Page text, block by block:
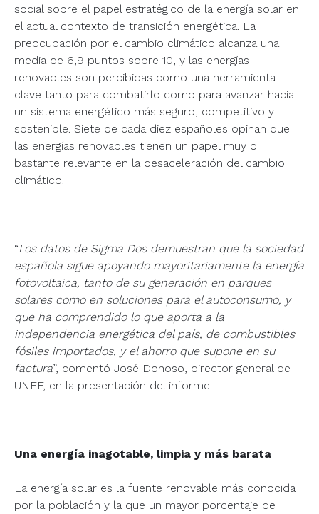
social sobre el papel estratégico de la energía solar en
el actual contexto de transición energética. La
preocupación por el cambio climático alcanza una
media de 6,9 puntos sobre 10, y las energías
renovables son percibidas como una herramienta
clave tanto para combatirlo como para avanzar hacia
un sistema energético más seguro, competitivo y
sostenible. Siete de cada diez españoles opinan que
las energías renovables tienen un papel muy o
bastante relevante en la desaceleración del cambio
climático.
“Los datos de Sigma Dos demuestran que la sociedad
española sigue apoyando mayoritariamente la energía
fotovoltaica, tanto de su generación en parques
solares como en soluciones para el autoconsumo, y
que ha comprendido lo que aporta a la
independencia energética del país, de combustibles
fósiles importados, y el ahorro que supone en su
factura”, comentó José Donoso, director general de
UNEF, en la presentación del informe.
Una energía inagotable, limpia y más barata
La energía solar es la fuente renovable más conocida
por la población y la que un mayor porcentaje de